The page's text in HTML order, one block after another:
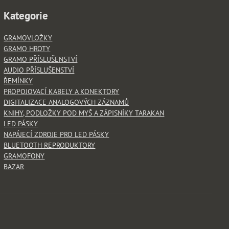
Kategorie
GRAMOVLOŽKY
GRAMO HROTY
GRAMO PŘÍSLUŠENSTVÍ
AUDIO PŘÍSLUŠENSTVÍ
ŘEMÍNKY
PROPOJOVACÍ KABELY A KONEKTORY
DIGITALIZACE ANALOGOVÝCH ZÁZNAMŮ
KNIHY, PODLOŽKY POD MYŠ A ZÁPISNÍKY TARAKAN
LED PÁSKY
NAPÁJECÍ ZDROJE PRO LED PÁSKY
BLUETOOTH REPRODUKTORY
GRAMOFONY
BAZAR